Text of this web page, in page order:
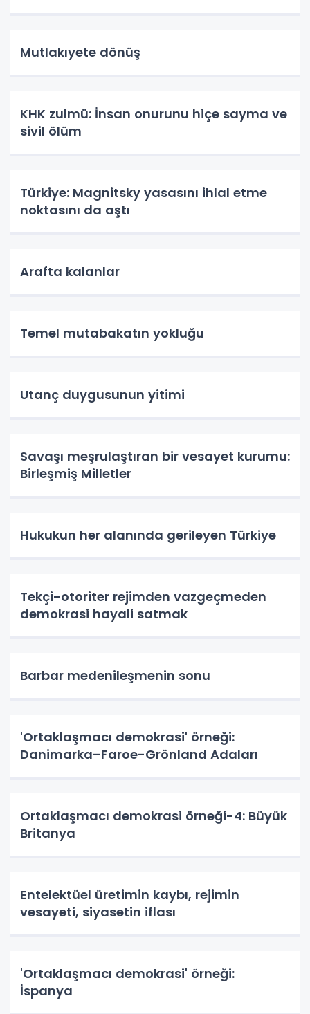
Mutlakıyete dönüş
KHK zulmü: İnsan onurunu hiçe sayma ve
sivil ölüm
Türkiye: Magnitsky yasasını ihlal etme
noktasını da aştı
Arafta kalanlar
Temel mutabakatın yokluğu
Utanç duygusunun yitimi
Savaşı meşrulaştıran bir vesayet kurumu:
Birleşmiş Milletler
Hukukun her alanında gerileyen Türkiye
Tekçi-otoriter rejimden vazgeçmeden
demokrasi hayali satmak
Barbar medenileşmenin sonu
'Ortaklaşmacı demokrasi' örneği:
Danimarka–Faroe-Grönland Adaları
Ortaklaşmacı demokrasi örneği-4: Büyük
Britanya
Entelektüel üretimin kaybı, rejimin
vesayeti, siyasetin iflası
'Ortaklaşmacı demokrasi' örneği:
İspanya